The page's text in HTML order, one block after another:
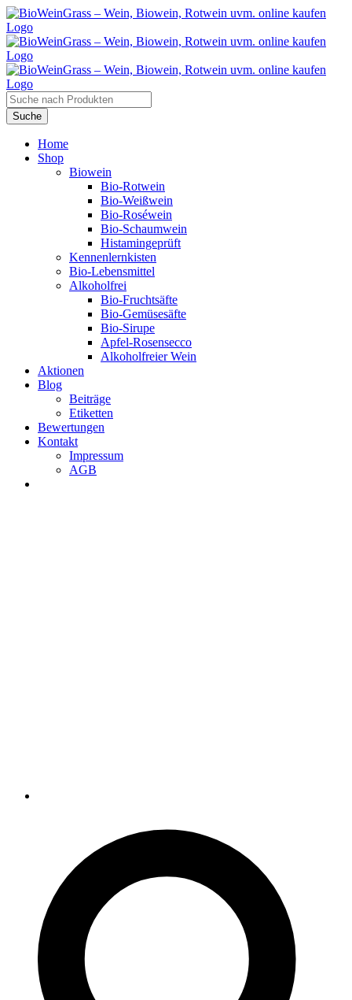
Zum
Inhalt
springen
Products
search
Suche
Home
Shop
Biowein
Bio-Rotwein
Bio-Weißwein
Bio-Roséwein
Bio-Schaumwein
Histamingeprüft
Kennenlernkisten
Bio-Lebensmittel
Alkoholfrei
Bio-Fruchtsäfte
Bio-Gemüsesäfte
Bio-Sirupe
Apfel-Rosensecco
Alkoholfreier Wein
Aktionen
Blog
Beiträge
Etiketten
Bewertungen
Kontakt
Impressum
AGB